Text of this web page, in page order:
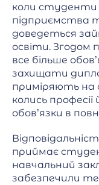
коли
підприємства
доведеться
освіти.
все більше
захищати
приміряють на
колись
обов’язки в
приймає
навчальний
забезпечили